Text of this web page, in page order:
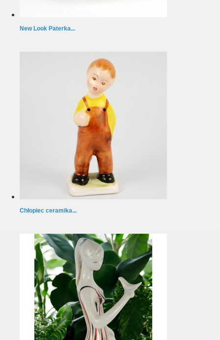
New Look Paterka...
Chłopiec ceramika...